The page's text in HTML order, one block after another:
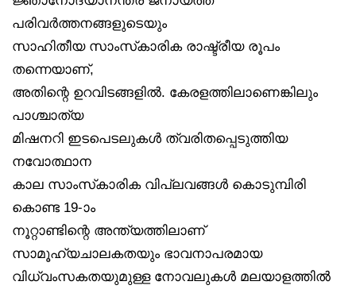
പരിവർത്തനങ്ങളുടെയും
സാഹിതീയ സാംസ്‌കാരിക രാഷ്ട്രീയ രൂപം
തന്നെയാണ്,
അതിന്റെ ഉറവിടങ്ങളിൽ. കേരളത്തിലാണെങ്കിലും
പാശ്ചാത്യ
മിഷനറി ഇടപെടലുകൾ ത്വരിതപ്പെടുത്തിയ
നവോത്ഥാന
കാല സാംസ്‌കാരിക വിപ്ലവങ്ങൾ കൊടുമ്പിരി
കൊണ്ട 19-ാം
നൂറ്റാണ്ടിന്റെ അന്ത്യത്തിലാണ്
സാമൂഹ്യചാലകതയും ഭാവനാപരമായ
വിധ്വംസകതയുമുള്ള നോവലുകൾ മലയാളത്തിൽ